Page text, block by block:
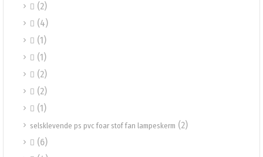
 (2)
 (4)
 (1)
 (1)
 (2)
 (2)
 (1)
selsklevende ps pvc foar stof fan lampeskerm (2)
 (6)